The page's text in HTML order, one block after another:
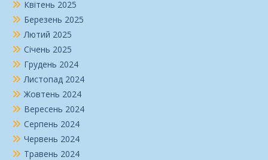
Квітень 2025
Березень 2025
Лютий 2025
Січень 2025
Грудень 2024
Листопад 2024
Жовтень 2024
Вересень 2024
Серпень 2024
Червень 2024
Травень 2024